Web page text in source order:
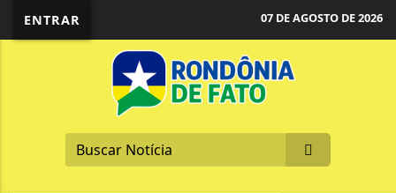
ENTRAR 07 DE AGOSTO DE 2026